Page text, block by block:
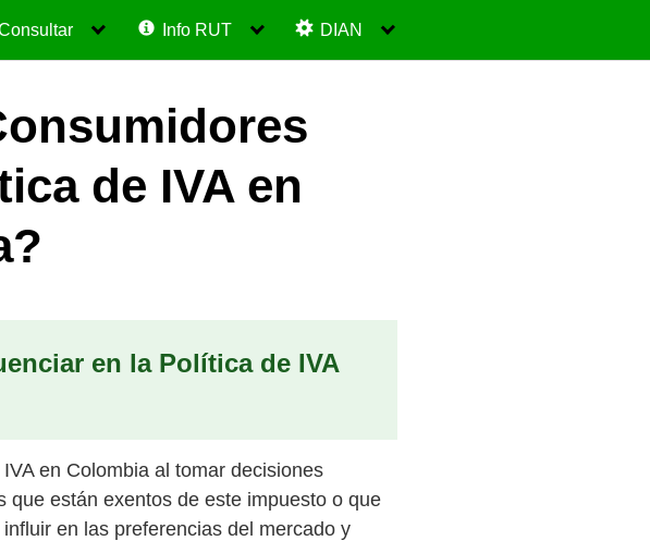
Info RUT DIAN
de IVA en
en la Política de IVA
en Colombia al tomar decisiones
que están exentos de este impuesto o que
en las preferencias del mercado y